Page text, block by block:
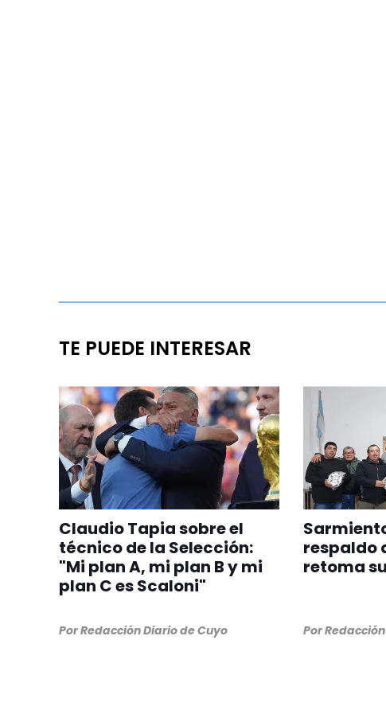
TE PUEDE INTERESAR
Claudio Tapia sobre el
técnico de la Selección:
"Mi plan A, mi plan B y mi
plan C es Scaloni"
PorRedacción Diario de Cuyo
respaldo
retoma
Por